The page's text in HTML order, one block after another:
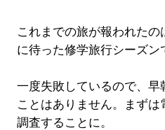
これまでの旅が報われたの
に待った修学旅行シーズン
一度失敗しているので、早
ことはありません。まず
調査することに。